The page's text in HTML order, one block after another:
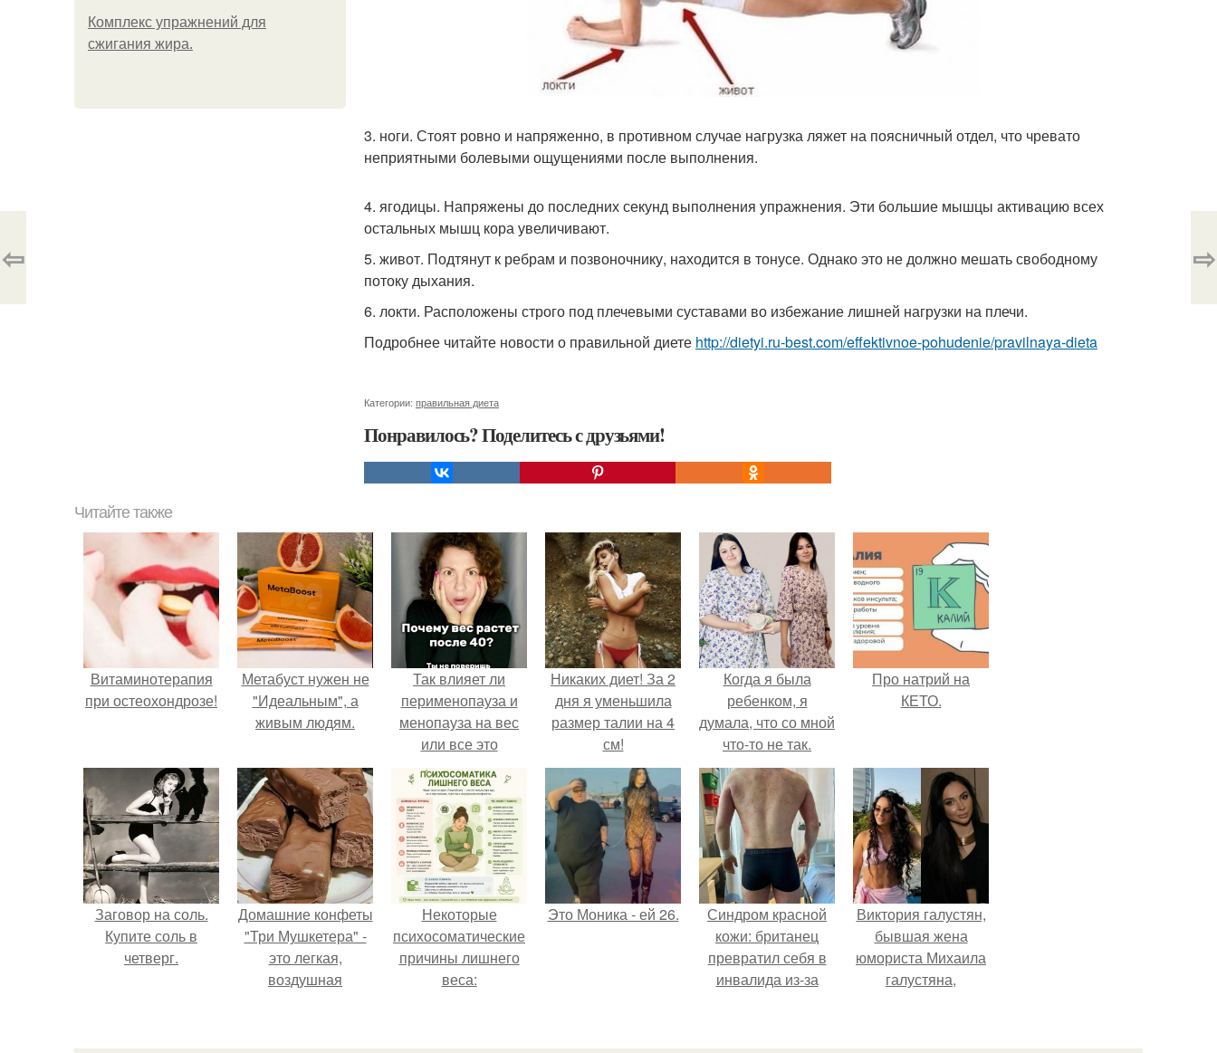
Комплекс упражнений для
сжигания жира.
3. ноги. Стоят ровно и напряженно, в противном случае нагрузка ляжет на поясничный отдел, что чревато
неприятными болевыми ощущениями после выполнения.
4. ягодицы. Напряжены до последних секунд выполнения упражнения. Эти большие мышцы активацию всех
остальных мышц кора увеличивают.
5. живот. Подтянут к ребрам и позвоночнику, находится в тонусе. Однако это не должно мешать свободному
потоку дыхания.
6. локти. Расположены строго под плечевыми суставами во избежание лишней нагрузки на плечи.
Подробнее читайте новости о правильной диете http://dietyi.ru-best.com/effektivnoe-pohudenie/pravilnaya-dieta
Категории: правильная диета
Понравилось? Поделитесь с друзьями!
⇦ ⇨
Читайте также
Витаминотерапия
при остеохондрозе!
Метабуст нужен не
"Идеальным", а
живым людям.
Так влияет ли
перименопауза и
менопауза на вес
или все это
ерунда?
Никаких диет! За 2
дня я уменьшила
размер талии на 4
см!
Когда я была
ребенком, я
думала, что со мной
что-то не так.
Про натрий на
КЕТО.
Заговор на соль.
Купите соль в
четверг.
Домашние конфеты
"Три Мушкетера" -
это легкая,
воздушная
молочным
Некоторые
психосоматические
причины лишнего
веса:
Это Моника - ей 26.
Синдром красной
кожи: британец
превратил себя в
инвалида из-за
мази.
Виктория галустян,
бывшая жена
юмориста Михаила
галустяна,
последствиях